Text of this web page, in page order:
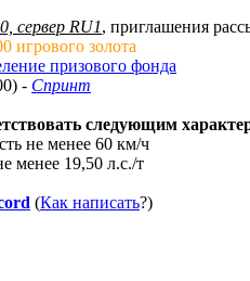
сервер RU1, приглашения
игрового золота
призового фонда
- Спринт
следующим
не менее 60 км/ч
менее 19,50 л.с./т
(Как написать?)